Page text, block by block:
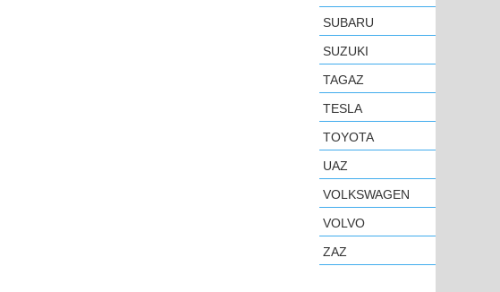
SUBARU
SUZUKI
TAGAZ
TESLA
TOYOTA
UAZ
VOLKSWAGEN
VOLVO
ZAZ